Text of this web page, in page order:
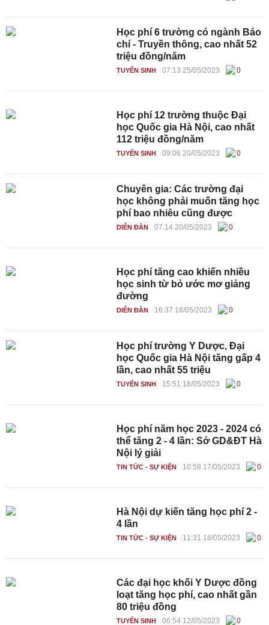
Học phí 6 trường có ngành Báo
chí - Truyền thông, cao nhất 52
triệu đồng/năm
TUYỂN SINH 07:13 25/05/2023 0
Học phí 12 trường thuộc Đại
học Quốc gia Hà Nội, cao nhất
112 triệu đồng/năm
TUYỂN SINH 09:06 20/05/2023 0
Chuyên gia: Các trường đại
học không phải muốn tăng học
phí bao nhiêu cũng được
DIỄN ĐÀN 07:14 20/05/2023 0
Học phí tăng cao khiến nhiều
học sinh từ bỏ ước mơ giảng
đường
DIỄN ĐÀN 16:37 18/05/2023 0
Học phí trường Y Dược, Đại
học Quốc gia Hà Nội tăng gấp 4
lần, cao nhất 55 triệu
TUYỂN SINH 15:51 18/05/2023 0
Học phí năm học 2023 - 2024 có
thể tăng 2 - 4 lần: Sở GD&ĐT Hà
Nội lý giải
TIN TỨC - SỰ KIỆN 10:58 17/05/2023 0
Hà Nội dự kiến tăng học phí 2 -
4 lần
TIN TỨC - SỰ KIỆN 11:31 16/05/2023 0
Các đại học khối Y Dược đồng
loạt tăng học phí, cao nhất gần
80 triệu đồng
TUYỂN SINH 06:54 12/05/2023 0